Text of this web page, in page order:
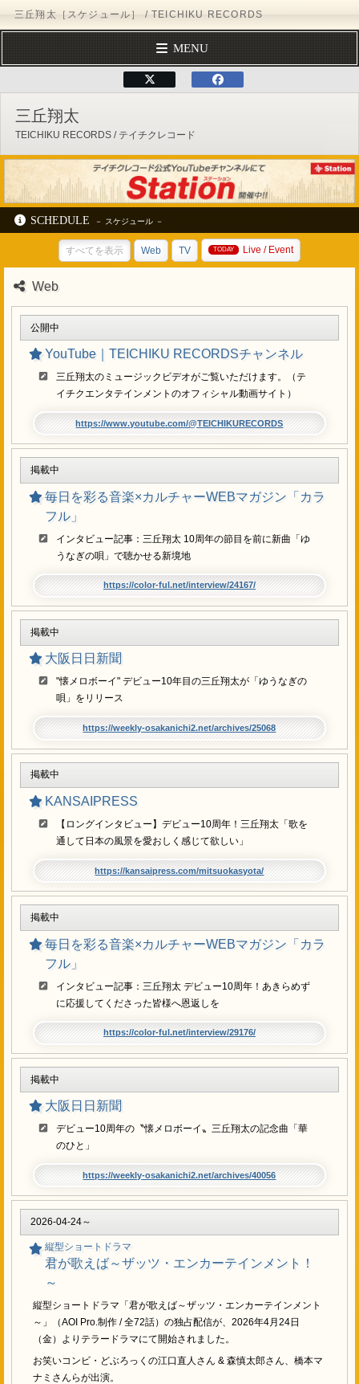
三丘翔太［スケジュール］ / TEICHIKU RECORDS
MENU
ディスコグラフィー
フォームメール
オフィシャルサイト ブログ
Facebook
X（Twitter）
テイチクオンラインショップ
テイチクエンタテインメント TEICHIKU RECORDS アーティストリスト
テイチクエンタテインメント
三丘翔太
TEICHIKU RECORDS / テイチクレコード
SCHEDULE
すべてを表示 Web TV Live / Event
Web
公開中
YouTube｜TEICHIKU RECORDSチャンネル
三丘翔太のミュージックビデオがご覧いただけます。（テ
イチクエンタテインメントのオフィシャル動画サイト）
https://www.youtube.com/@TEICHIKURECORDS
掲載中
毎日を彩る音楽×カルチャーWEBマガジン「カラ
フル」
インタビュー記事：三丘翔太 10周年の節目を前に新曲「ゆ
うなぎの唄」で聴かせる新境地
https://color-ful.net/interview/24167/
掲載中
大阪日日新聞
"懐メロボーイ" デビュー10年目の三丘翔太が「ゆうなぎの
唄」をリリース
https://weekly-osakanichi2.net/archives/25068
掲載中
KANSAIPRESS
【ロングインタビュー】デビュー10周年！三丘翔太「歌を
通して日本の風景を愛おしく感じて欲しい」
https://kansaipress.com/mitsuokasyota/
掲載中
毎日を彩る音楽×カルチャーWEBマガジン「カラ
フル」
インタビュー記事：三丘翔太 デビュー10周年！あきらめず
に応援してくださった皆様へ恩返しを
https://color-ful.net/interview/29176/
掲載中
大阪日日新聞
デビュー10周年の〝懐メロボーイ〟三丘翔太の記念曲「華
のひと」
https://weekly-osakanichi2.net/archives/40056
2026-04-24～
縦型ショートドラマ
君が歌えば～ザッツ・エンカーテインメント！
～
縦型ショートドラマ「君が歌えば～ザッツ・エンカーテインメント
～」（AOI Pro.制作 / 全72話）の独占配信が、2026年4月24日
（金）よりテラードラマにて開始されました。
お笑いコンビ・どぶろっくの江口直人さん & 森慎太郎さん、橋本マ
ナミさんらが出演。